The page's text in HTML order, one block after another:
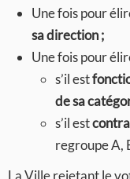
Une fois pour
sa direction ;
Une fois pour
s’il est
de sa
s’il est
regroupe A,
La Ville rejetant le